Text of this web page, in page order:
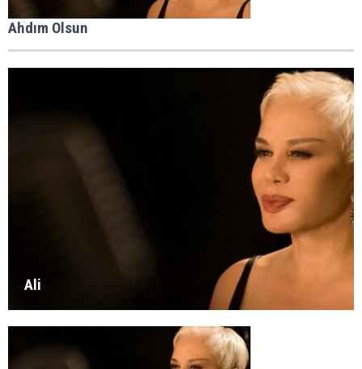
Ahdım Olsun
Ali